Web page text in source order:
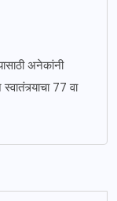
अनेकांनी
77 वा